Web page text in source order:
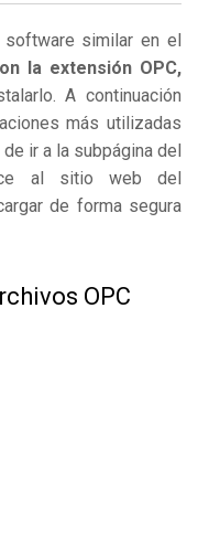
similar en el
la extensión OPC,
A continuación
más utilizadas
ir a la subpágina del
al sitio web del
de forma segura
OPC